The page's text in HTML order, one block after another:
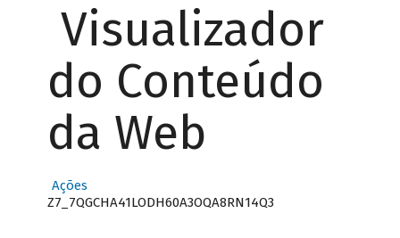
Visualizador
do Conteúdo
da Web
Ações
Z7_7QGCHA41LODH60A3OQA8RN14Q3